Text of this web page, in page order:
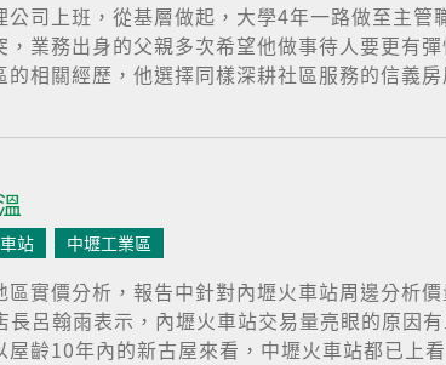
司上班，從基層做起，大學4年一路做至主
業務出身的父親多次希望他做事待人要更有
相關經歷，他選擇同樣深耕社區服務的信義
站 中壢工業區
實價分析，報告中針對內壢火車站周邊分析
呂翰雨表示，內壢火車站交易量亮眼的原因
齡10年內的新古屋來看，中壢火車站都已上